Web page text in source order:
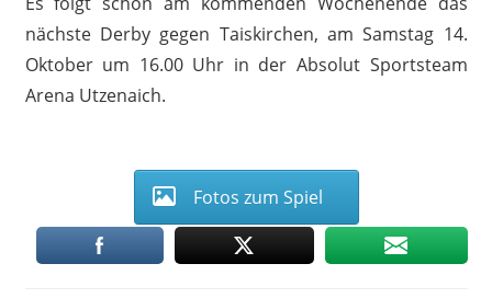
nächste Derby gegen Taiskirchen, am Samstag 14.
Oktober um 16.00 Uhr in der Absolut Sportsteam
Arena Utzenaich.
Fotos zum Spiel